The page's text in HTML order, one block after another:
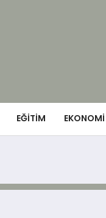
EĞITIM EKONOMI